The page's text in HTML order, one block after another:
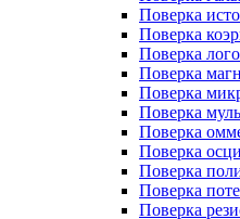
Поверка
Поверка
Поверка
Поверка
Поверка
Поверка
Поверка
Поверка
Поверка
Поверка
Поверка